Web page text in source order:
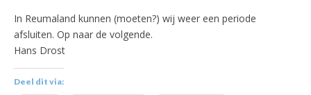
In Reumaland kunnen (moeten?) wij weer een periode
afsluiten. Op naar de volgende.
Hans Drost
Deel dit via: